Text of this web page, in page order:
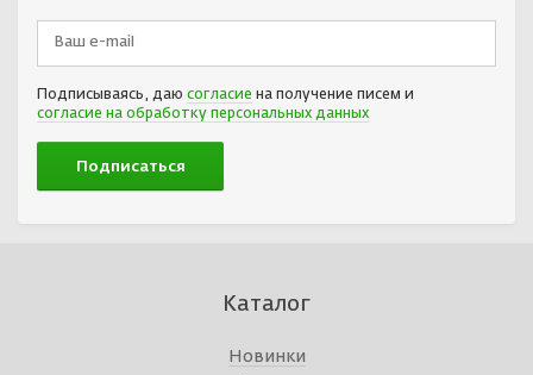
Подписываясь, даю согласие на получение писем и
согласие на обработку персональных данных
Каталог
Новинки